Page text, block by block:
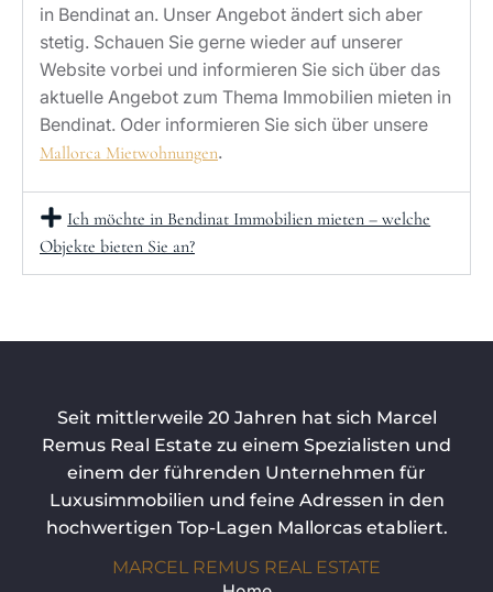
in Bendinat an. Unser Angebot ändert sich aber
stetig. Schauen Sie gerne wieder auf unserer
Website vorbei und informieren Sie sich über das
aktuelle Angebot zum Thema Immobilien mieten in
Bendinat. Oder informieren Sie sich über unsere
Mallorca Mietwohnungen.
Ich möchte in Bendinat Immobilien mieten – welche
Objekte bieten Sie an?
Seit mittlerweile 20 Jahren hat sich Marcel
Remus Real Estate zu einem Spezialisten und
einem der führenden Unternehmen für
Luxusimmobilien und feine Adressen in den
hochwertigen Top-Lagen Mallorcas etabliert.
MARCEL REMUS REAL ESTATE